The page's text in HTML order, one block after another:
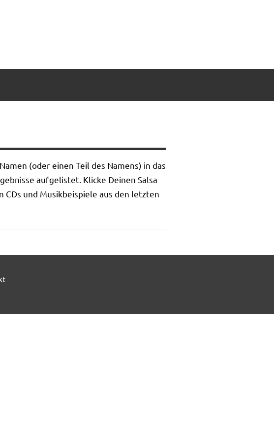
(oder einen Teil des Namens) in das
aufgelistet. Klicke Deinen Salsa
CDs und Musikbeispiele aus den letzten